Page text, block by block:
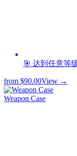
🎯 达到任意等
from $90.00View →
Weapon Case